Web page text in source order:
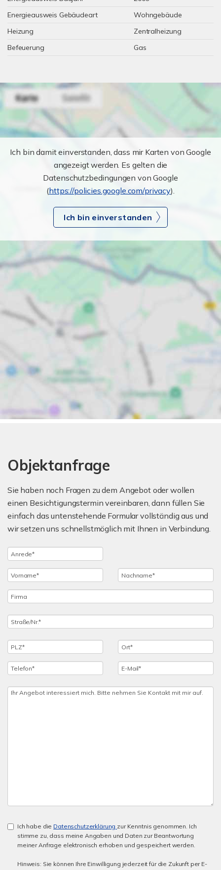
Energieausweis Gebäudeart
Wohngebäude
Heizung
Zentralheizung
Befeuerung
Gas
Ich bin damit einverstanden, dass mir Karten von Google
angezeigt werden. Es gelten die
Datenschutzbedingungen von Google
(https://policies.google.com/privacy).
Ich bin einverstanden
Objektanfrage
Sie haben noch Fragen zu dem Angebot oder wollen
einen Besichtigungstermin vereinbaren, dann füllen Sie
einfach das untenstehende Formular vollständig aus und
wir setzen uns schnellstmöglich mit Ihnen in Verbindung.
Ich habe die Datenschutzerklärung zur Kenntnis genommen. Ich
stimme zu, dass meine Angaben und Daten zur Beantwortung
meiner Anfrage elektronisch erhoben und gespeichert werden.
Hinweis: Sie können Ihre Einwilligung jederzeit für die Zukunft per E-